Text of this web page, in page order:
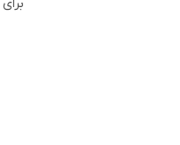
برای